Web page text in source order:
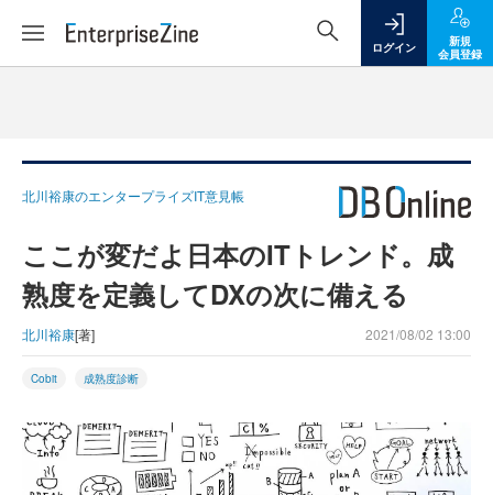
ログイン
新規
会員登録
北川裕康のエンタープライズIT意見帳
ここが変だよ日本のITトレンド。成
熟度を定義してDXの次に備える
北川裕康[著] 2021/08/02 13:00
Cobit 成熟度診断